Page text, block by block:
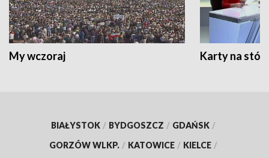
My wczoraj Karty na
BIAŁYSTOK / BYDGOSZCZ / GDAŃSK /
GORZÓW WLKP. / KATOWICE / KIELCE /